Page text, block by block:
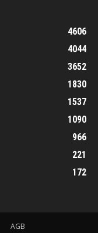
4606
4044
3652
1830
1537
1090
966
221
172
AGB